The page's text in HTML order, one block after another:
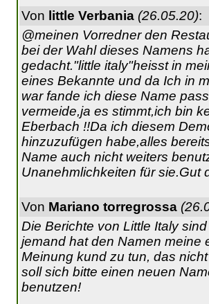
Von little Verbania (26.05.20):
@meinen Vorredner den
bei der Wahl dieses Namens
gedacht."little italy"heisst in
eines Bekannte und da Ich in
war fande ich diese Name
vermeide,ja es stimmt,ich bin
Eberbach !!Da ich diesem
hinzuzufügen habe,alles
Name auch nicht weiters
Unanehmlichkeiten für sie.Gut
Von Mariano torregrossa
Die Berichte von Little Italy
jemand hat den Namen meine
Meinung kund zu tun, das
soll sich bitte einen neuen
benutzen!